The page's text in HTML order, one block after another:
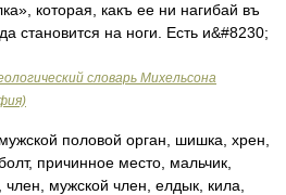
которая, какъ ее ни нагибай въ
становится на ноги. Есть и&#8230;
словарь Михельсона
половой орган, шишка, хрен,
причинное место, мальчик,
член, мужской член, елдык, кила,